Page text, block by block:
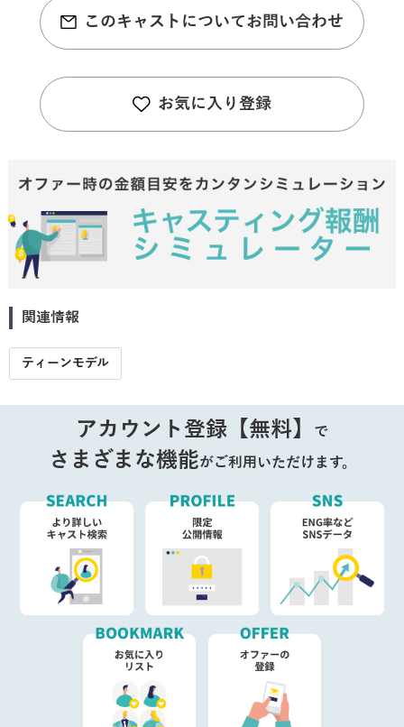
このキャストについてお問い合わせ
お気に入り登録
関連情報
ティーンモデル
アカウント登録【無料】 で
さまざまな機能がご利用いただけます。